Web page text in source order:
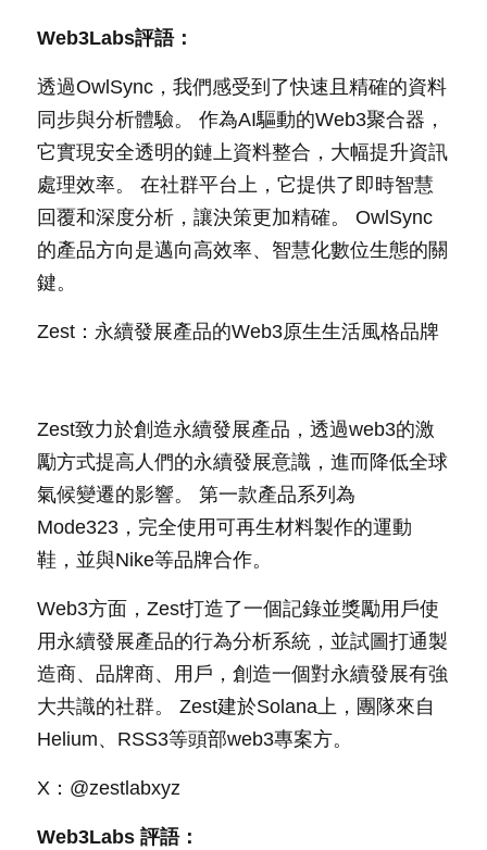
Web3Labs評語：
透過OwlSync，我們感受到了快速且精確的資料
同步與分析體驗。 作為AI驅動的Web3聚合器，
它實現安全透明的鏈上資料整合，大幅提升資訊
處理效率。 在社群平台上，它提供了即時智慧
回覆和深度分析，讓決策更加精確。 OwlSync
的產品方向是邁向高效率、智慧化數位生態的關
鍵。
Zest：永續發展產品的Web3原生生活風格品牌
Zest致力於創造永續發展產品，透過web3的激
勵方式提高人們的永續發展意識，進而降低全球
氣候變遷的影響。 第一款產品系列為
Mode323，完全使用可再生材料製作的運動
鞋，並與Nike等品牌合作。
Web3方面，Zest打造了一個記錄並獎勵用戶使
用永續發展產品的行為分析系統，並試圖打通製
造商、品牌商、用戶，創造一個對永續發展有強
大共識的社群。 Zest建於Solana上，團隊來自
Helium、RSS3等頭部web3專案方。
X：@zestlabxyz
Web3Labs 評語：